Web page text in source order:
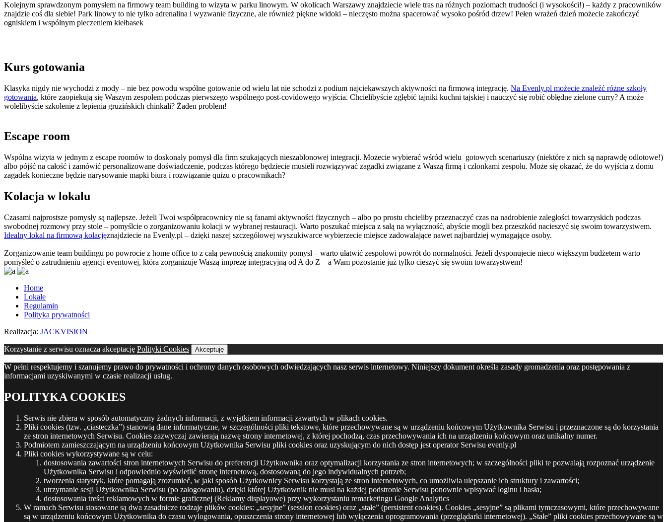
Kolejnym sprawdzonym pomysłem na firmowy team building to wizyta w parku linowym. W okolicach Warszawy znajdziecie wiele tras na różnych poziomach trudności (i wysokości!) – każdy z pracowników
znajdzie coś dla siebie! Park linowy to nie tylko adrenalina i wyzwanie fizyczne, ale również piękne widoki – nieczęsto można spacerować wysoko pośród drzew! Pełen wrażeń dzień możecie zakończyć
ogniskiem i wspólnym pieczeniem kiełbasek
Kurs gotowania
Klasyka nigdy nie wychodzi z mody – nie bez powodu wspólne gotowanie od wielu lat nie schodzi z podium najciekawszych aktywności na firmową integrację. Na Evenly.pl możecie znaleźć różne szkoły
gotowania, które zaopiekują się Waszym zespołem podczas pierwszego wspólnego post-covidowego wyjścia. Chcielibyście zgłębić tajniki kuchni tajskiej i nauczyć się robić obłędne zielone curry? A może
wolelibyście szkolenie z lepienia gruzińskich chinkali? Żaden problem!
Escape room
Wspólna wizyta w jednym z escape roomów to doskonały pomysł dla firm szukających nieszablonowej integracji. Możecie wybierać wśród wielu gotowych scenariuszy (niektóre z nich są naprawdę odlotowe!)
albo pójść na całość i zamówić personalizowane doświadczenie, podczas którego będziecie musieli rozwiązywać zagadki związane z Waszą firmą i członkami zespołu. Może się okazać, że do wyjścia z domu
zagadek konieczne będzie narysowanie mapki biura i rozwiązanie quizu o pracownikach?
Kolacja w lokalu
Czasami najprostsze pomysły są najlepsze. Jeżeli Twoi współpracownicy nie są fanami aktywności fizycznych – albo po prostu chcieliby przeznaczyć czas na nadrobienie zaległości towarzyskich podczas
swobodnej rozmowy przy stole – pomyślcie o zorganizowaniu kolacji w wybranej restauracji. Warto poszukać miejsca z salą na wyłączność, abyście mogli bez przeszkód nacieszyć się swoim towarzystwem.
Idealny lokal na firmową kolacjęznajdziecie na Evenly.pl – dzięki naszej szczegółowej wyszukiwarce wybierzecie miejsce zadowalające nawet najbardziej wymagające osoby.
Zorganizowanie team buildingu po powrocie z home office to z całą pewnością znakomity pomysł – warto ułatwić zespołowi powrót do normalności. Jeżeli dysponujecie nieco większym budżetem warto
pomyśleć o zatrudnieniu agencji eventowej, która zorganizuje Waszą imprezę integracyjną od A do Z – a Wam pozostanie już tylko cieszyć się swoim towarzystwem!
Home
Lokale
Regulamin
Polityka prywatności
Realizacja: JACKVISION
Korzystanie z serwisu oznacza akceptację Polityki Cookies Akceptuję
W pełni respektujemy i szanujemy prawo do prywatności i ochrony danych osobowych odwiedzających nasz serwis internetowy. Niniejszy dokument określa zasady gromadzenia oraz postępowania z
informacjami uzyskiwanymi w czasie realizacji usług.
POLITYKA COOKIES
Serwis nie zbiera w sposób automatyczny żadnych informacji, z wyjątkiem informacji zawartych w plikach cookies.
Pliki cookies (tzw. „ciasteczka”) stanowią dane informatyczne, w szczególności pliki tekstowe, które przechowywane są w urządzeniu końcowym Użytkownika Serwisu i przeznaczone są do korzystania
ze stron internetowych Serwisu. Cookies zazwyczaj zawierają nazwę strony internetowej, z której pochodzą, czas przechowywania ich na urządzeniu końcowym oraz unikalny numer.
Podmiotem zamieszczającym na urządzeniu końcowym Użytkownika Serwisu pliki cookies oraz uzyskującym do nich dostęp jest operator Serwisu evenly.pl
Pliki cookies wykorzystywane są w celu:
dostosowania zawartości stron internetowych Serwisu do preferencji Użytkownika oraz optymalizacji korzystania ze stron internetowych; w szczególności pliki te pozwalają rozpoznać urządzenie
Użytkownika Serwisu i odpowiednio wyświetlić stronę internetową, dostosowaną do jego indywidualnych potrzeb;
tworzenia statystyk, które pomagają zrozumieć, w jaki sposób Użytkownicy Serwisu korzystają ze stron internetowych, co umożliwia ulepszanie ich struktury i zawartości;
utrzymanie sesji Użytkownika Serwisu (po zalogowaniu), dzięki której Użytkownik nie musi na każdej podstronie Serwisu ponownie wpisywać loginu i hasła;
dostosowania treści reklamowych w formie graficznej (Reklamy displayowe) przy wykorzystaniu remarketingu Google Analytics
W ramach Serwisu stosowane są dwa zasadnicze rodzaje plików cookies: „sesyjne” (session cookies) oraz „stałe” (persistent cookies). Cookies „sesyjne” są plikami tymczasowymi, które przechowywane
są w urządzeniu końcowym Użytkownika do czasu wylogowania, opuszczenia strony internetowej lub wyłączenia oprogramowania (przeglądarki internetowej). „Stałe” pliki cookies przechowywane są w